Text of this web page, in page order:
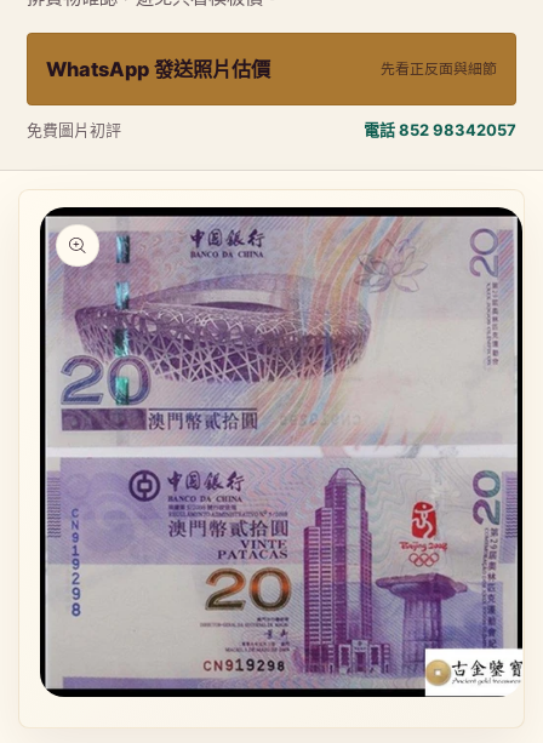
WhatsApp 發送照片估價 先看正反面與細節
免費圖片初評 電話 852 98342057
略過產品
資訊
互